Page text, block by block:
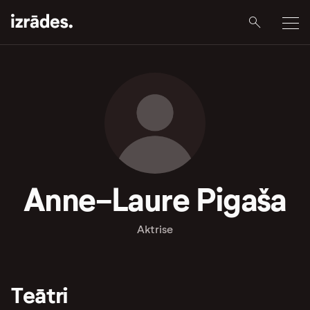
Anne-Laure Pigaša
Aktrise
Teātri